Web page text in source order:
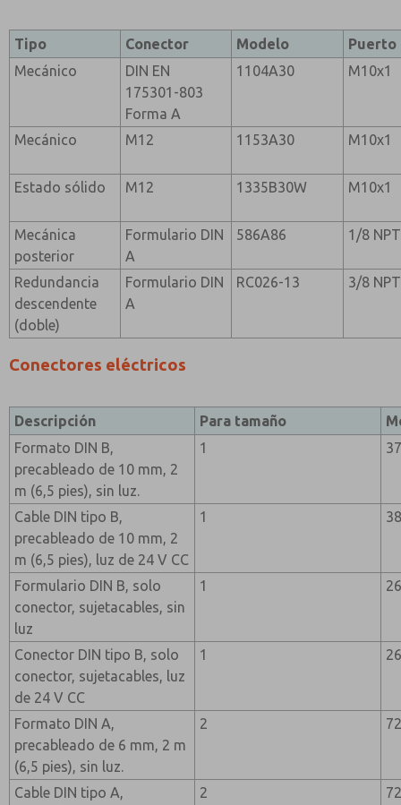
Tipo Conector Modelo
Puerto
Mecánico
DIN EN
175301-803
Forma A
1104A30 M10x1
Mecánico M12 1153A30 M10x1
Estado sólido M12 1335B30W M10x1
Mecánica
posterior
Formulario DIN
A
586A86 1/8 NPT
Redundancia
descendente
(doble)
Formulario DIN
A
RC026-13 3/8 NPT
Conectores eléctricos
Descripción Para tamaño
Formato DIN B,
precableado de 10 mm, 2
m (6,5 pies), sin luz.
1
Cable DIN tipo B,
precableado de 10 mm, 2
m (6,5 pies), luz de 24 V CC
1
Formulario DIN B, solo
conector, sujetacables, sin
luz
1
Conector DIN tipo B, solo
conector, sujetacables, luz
de 24 V CC
1
Formato DIN A,
precableado de 6 mm, 2 m
(6,5 pies), sin luz.
2
Cable DIN tipo A,
2